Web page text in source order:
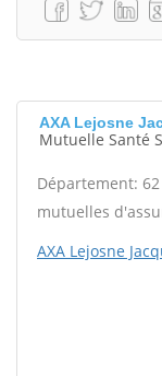
AXA Lejosne
Mutuelle Santé
Département: 62
mutuelles
AXA Lejosne